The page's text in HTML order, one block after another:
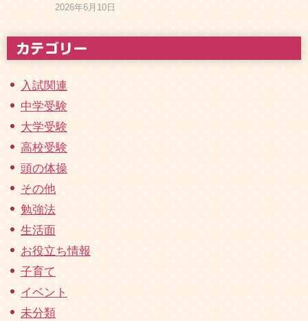
2026年6月10日
入試関連
中学受験
大学受験
高校受験
頭の体操
その他
勉強法
生活面
お役立ち情報
子育て
イベント
未分類